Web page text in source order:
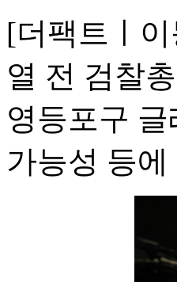
[더팩트ㅣ
열 전 검찰
영등포구
가능성 등